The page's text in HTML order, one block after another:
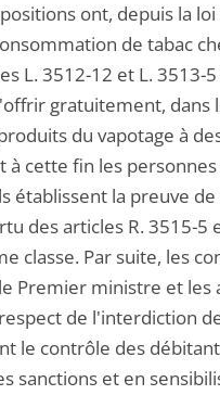
ont, depuis la
de tabac
L. 3512-12 et L. 3513-
gratuitement,
du vapotage à
cette fin les
établissent la preuve
des articles R. 3515-5
classe. Par suite, les
Premier ministre et
de l'interdiction
le contrôle des
sanctions et en